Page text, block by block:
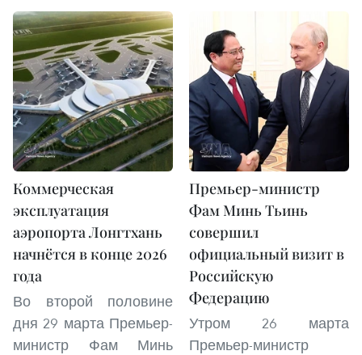
Коммерческая
эксплуатация
аэропорта Лонгтхань
начнётся в конце 2026
года
Во второй половине
дня 29 марта Премьер-
министр Фам Минь
Премьер-министр
Фам Минь Тьинь
совершил
официальный визит в
Российскую
Федерацию
Утром 26 марта
Премьер-министр